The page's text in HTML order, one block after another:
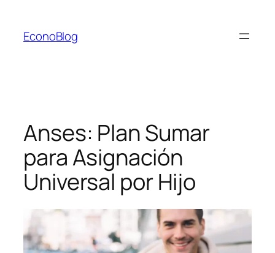
contenido
EconoBlog
Anses: Plan Sumar
para Asignación
Universal por Hijo